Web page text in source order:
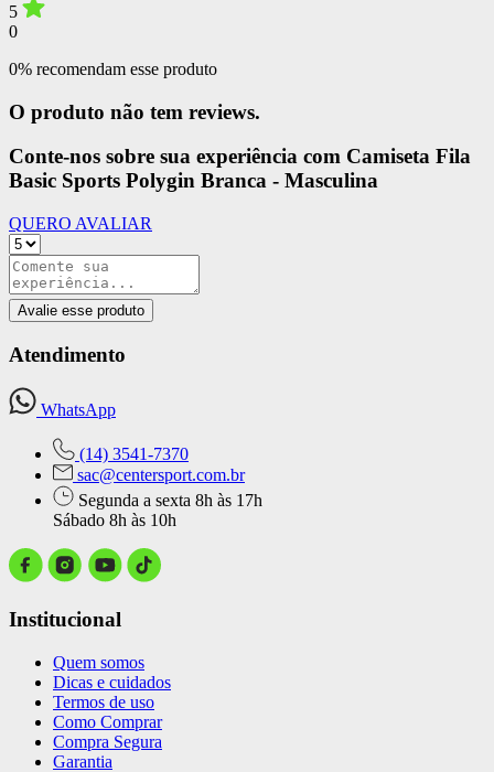
5
0
0% recomendam esse produto
O produto não tem reviews.
Conte-nos sobre sua experiência com Camiseta Fila
Basic Sports Polygin Branca - Masculina
QUERO AVALIAR
Avalie esse produto
Atendimento
WhatsApp
(14) 3541-7370
sac@centersport.com.br
Segunda a sexta 8h às 17h
Sábado 8h às 10h
Institucional
Quem somos
Dicas e cuidados
Termos de uso
Como Comprar
Compra Segura
Garantia